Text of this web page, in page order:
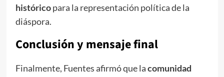
históricopara la representación política de la
diáspora.
Conclusión y mensaje final
Finalmente, Fuentes afirmó que lacomunidad